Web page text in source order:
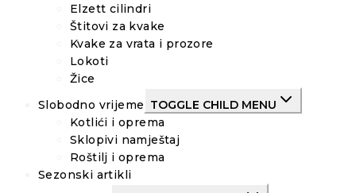
Elzett cilindri
Štitovi za kvake
Kvake za vrata i prozore
Lokoti
Žice
Slobodno vrijeme TOGGLE CHILD MENU
Kotlići i oprema
Sklopivi namještaj
Roštilj i oprema
Sezonski artikli